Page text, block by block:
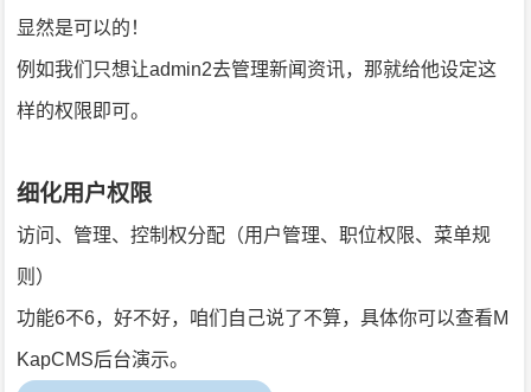
显然是可以的！
例如我们只想让admin2去管理新闻资讯，那就给他设定这
样的权限即可。
细化用户权限
访问、管理、控制权分配（用户管理、职位权限、菜单规
则）
功能6不6，好不好，咱们自己说了不算，具体你可以查看M
KapCMS后台演示。